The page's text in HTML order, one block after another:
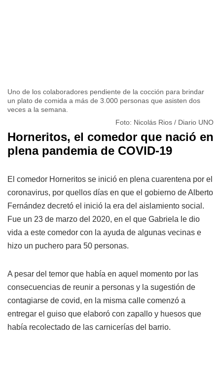
Uno de los colaboradores pendiente de la cocción para brindar
un plato de comida a más de 3.000 personas que asisten dos
veces a la semana.
Foto: Nicolás Rios / Diario UNO
Horneritos, el comedor que nació en
plena pandemia de COVID-19
El comedor Horneritos se inició en plena cuarentena por el
coronavirus, por quellos días en que el gobierno de Alberto
Fernández decretó el inició la era del aislamiento social.
Fue un 23 de marzo del 2020, en el que Gabriela le dio
vida a este comedor con la ayuda de algunas vecinas e
hizo un puchero para 50 personas.
A pesar del temor que había en aquel momento por las
consecuencias de reunir a personas y la sugestión de
contagiarse de covid, en la misma calle comenzó a
entregar el guiso que elaboró con zapallo y huesos que
había recolectado de las carnicerías del barrio.